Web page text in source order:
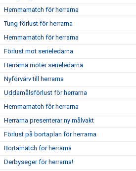
Hemmamatch för herrarna
Tung förlust för herrarna
Hemmamatch för herrarna
Förlust mot serieledarna
Herrarna möter serieledarna
Nyförvärv till herrarna
Uddamålsförlust för herrarna
Hemmamatch för herrarna
Herrarna presenterar ny målvakt
Förlust på bortaplan för herrarna
Bortamatch för herrarna
Derbyseger för herrarna!